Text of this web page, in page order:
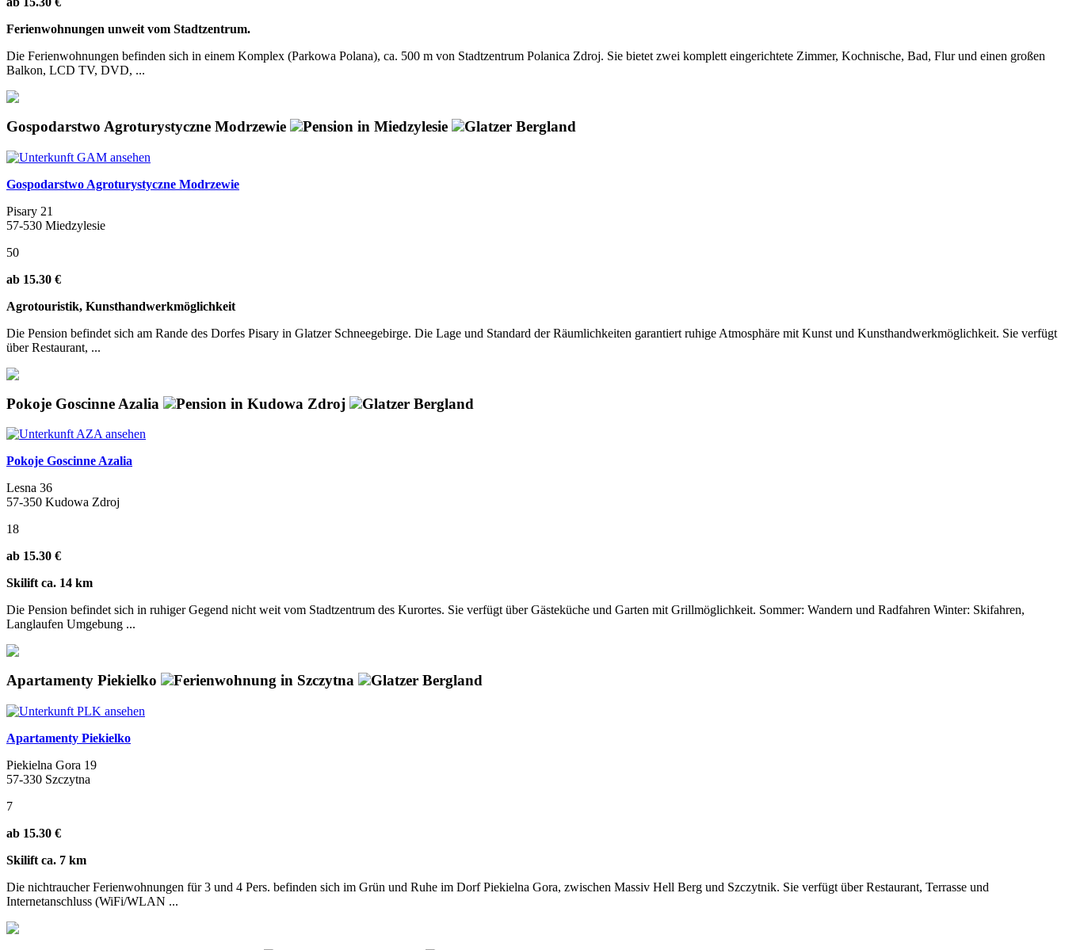
Ferienwohnungen unweit vom Stadtzentrum.
Die Ferienwohnungen befinden sich in einem Komplex (Parkowa Polana), ca. 500 m von Stadtzentrum Polanica Zdroj. Sie bietet zwei komplett eingerichtete Zimmer, Kochnische, Bad, Flur und einen großen
Balkon, LCD TV, DVD, ...
Gospodarstwo Agroturystyczne Modrzewie Pension in Miedzylesie Glatzer Bergland
Gospodarstwo Agroturystyczne Modrzewie
Pisary 21
57-530 Miedzylesie
50
ab 15.30 €
Agrotouristik, Kunsthandwerkmöglichkeit
Die Pension befindet sich am Rande des Dorfes Pisary in Glatzer Schneegebirge. Die Lage und Standard der Räumlichkeiten garantiert ruhige Atmosphäre mit Kunst und Kunsthandwerkmöglichkeit. Sie verfügt
über Restaurant, ...
Pokoje Goscinne Azalia Pension in Kudowa Zdroj Glatzer Bergland
Pokoje Goscinne Azalia
Lesna 36
57-350 Kudowa Zdroj
18
ab 15.30 €
Skilift ca. 14 km
Die Pension befindet sich in ruhiger Gegend nicht weit vom Stadtzentrum des Kurortes. Sie verfügt über Gästeküche und Garten mit Grillmöglichkeit. Sommer: Wandern und Radfahren Winter: Skifahren,
Langlaufen Umgebung ...
Apartamenty Piekielko Ferienwohnung in Szczytna Glatzer Bergland
Apartamenty Piekielko
Piekielna Gora 19
57-330 Szczytna
7
ab 15.30 €
Skilift ca. 7 km
Die nichtraucher Ferienwohnungen für 3 und 4 Pers. befinden sich im Grün und Ruhe im Dorf Piekielna Gora, zwischen Massiv Hell Berg und Szczytnik. Sie verfügt über Restaurant, Terrasse und
Internetanschluss (WiFi/WLAN ...